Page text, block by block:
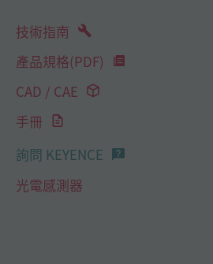
技術指南
產品規格(PDF)
CAD / CAE
手冊
詢問 KEYENCE
光電感測器